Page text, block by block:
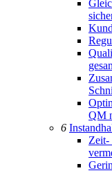
QM
6
Zeit-